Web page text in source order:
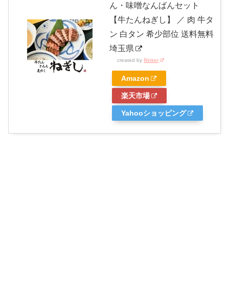
ん・味噌なんばんセット
【牛たんねぎし】 ／ 肉 牛タ
ン 白タン 希少部位 送料無料
埼玉県
created by Rinker
Amazon
楽天市場
Yahooショッピング